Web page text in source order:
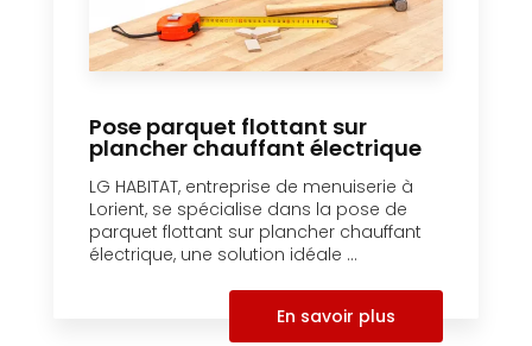
Pose parquet flottant sur
plancher chauffant électrique
LG HABITAT, entreprise de menuiserie à
Lorient, se spécialise dans la pose de
parquet flottant sur plancher chauffant
électrique, une solution idéale ...
En savoir plus